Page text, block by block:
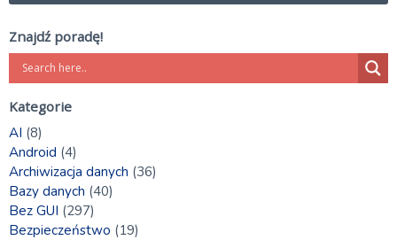
Znajdź poradę!
Kategorie
AI (8)
Android (4)
Archiwizacja danych (36)
Bazy danych (40)
Bez GUI (297)
Bezpieczeństwo (19)